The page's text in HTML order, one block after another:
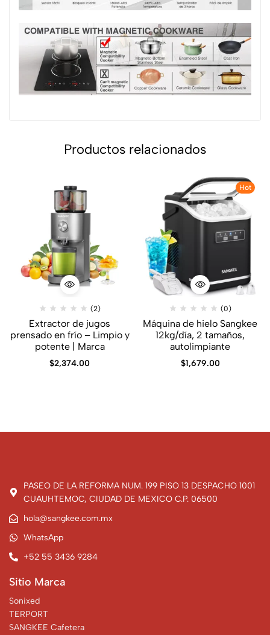
Productos relacionados
(2)
Extractor de jugos
prensado en frío – Limpio y
potente | Marca
$2,374.00
Hot
(0)
Máquina de hielo Sangkee
12kg/día, 2 tamaños,
autolimpiante
$1,679.00
PASEO DE LA REFORMA NUM. 199 PISO 13 DESPACHO 1001
CUAUHTEMOC, CIUDAD DE MEXICO C.P. 06500
hola@sangkee.com.mx
WhatsApp
+52 55 3436 9284
Sitio Marca
Sonixed
TERPORT
SANGKEE Cafetera